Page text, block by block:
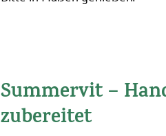
Summervit –
zubereitet